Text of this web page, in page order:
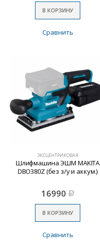
В КОРЗИНУ
Сравнить
ЭКСЦЕНТРИКОВАЯ
Шлифмашина ЭШМ MAKITA
DBO380Z (без з/у и аккум.)
16990 Р
В КОРЗИНУ
Сравнить